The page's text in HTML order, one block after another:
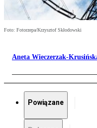
Foto: Fotorzepa/Krzysztof Skłodowski
Aneta Wieczerzak-
Powiązane